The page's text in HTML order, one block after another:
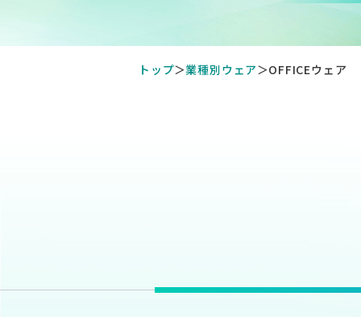
トップ 業種別ウェア OFFICEウェア